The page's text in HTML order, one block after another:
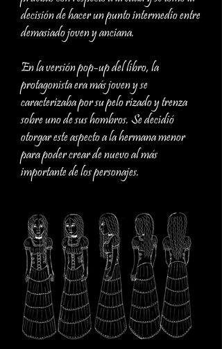
decisión de hacer un punto intermedio entre
demasiado joven y anciana.
En la versión pop-up del libro, la
protagonista era más joven y se
caracterizaba por su pelo rizado y trenza
sobre uno de sus hombros. Se decidió
otorgar este aspecto a la hermana menor
para poder crear de nuevo al más
importante de los personajes.